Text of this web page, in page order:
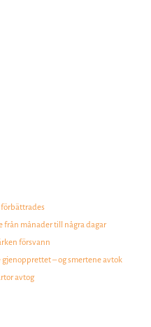
från månader till några dagar
försvann
– og smertene avtok
avtog